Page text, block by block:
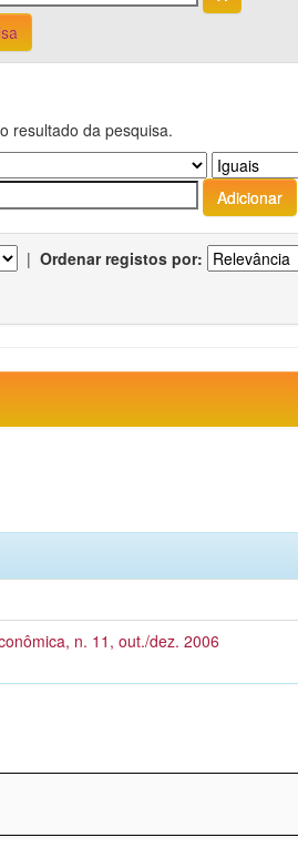
resultado da pesquisa.
| Ordenar registos por:
n. 11, out./dez. 2006